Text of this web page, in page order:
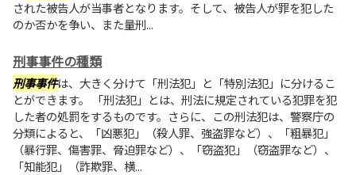
された被告人が当事者となります。そして、被告人が罪を犯した
のか否かを争い、また量刑...
刑事事件の種類
刑事事件は、大きく分けて「刑法犯」と「特別法犯」に分けるこ
とができます。 「刑法犯」とは、刑法に規定されている犯罪を犯
した者の処罰をするものです。さらに、この刑法犯は、警察庁の
分類によると、「凶悪犯」（殺人罪、強盗罪など）、「粗暴犯」
（暴行罪、傷害罪、脅迫罪など）、「窃盗犯」（窃盗罪など）、
「知能犯」（詐欺罪、横...